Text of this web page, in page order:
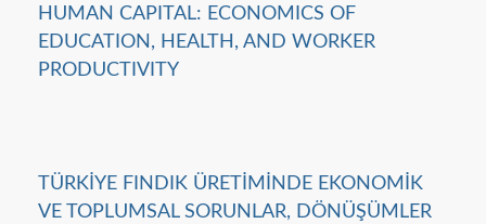
HUMAN CAPITAL: ECONOMICS OF
EDUCATION, HEALTH, AND WORKER
PRODUCTIVITY
TÜRKİYE FINDIK ÜRETİMİNDE EKONOMİK
VE TOPLUMSAL SORUNLAR, DÖNÜŞÜMLER